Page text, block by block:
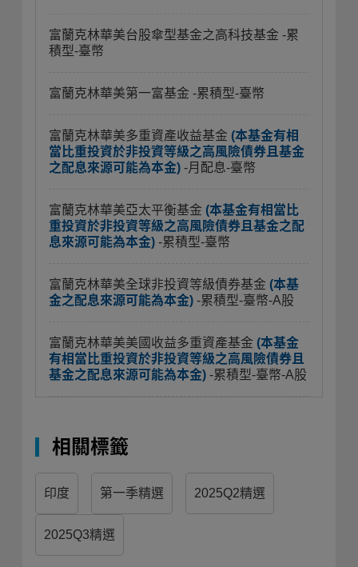
富蘭克林華美台股傘型基金之高科技基金 -累
積型-臺幣
富蘭克林華美第一富基金 -累積型-臺幣
富蘭克林華美多重資產收益基金 (本基金有相
當比重投資於非投資等級之高風險債券且基金
之配息來源可能為本金) -月配息-臺幣
富蘭克林華美亞太平衡基金 (本基金有相當比
重投資於非投資等級之高風險債券且基金之配
息來源可能為本金) -累積型-臺幣
富蘭克林華美全球非投資等級債券基金 (本基
金之配息來源可能為本金) -累積型-臺幣-A股
富蘭克林華美美國收益多重資產基金 (本基金
有相當比重投資於非投資等級之高風險債券且
基金之配息來源可能為本金) -累積型-臺幣-A股
相關標籤
印度 第一季精選 2025Q2精選
2025Q3精選